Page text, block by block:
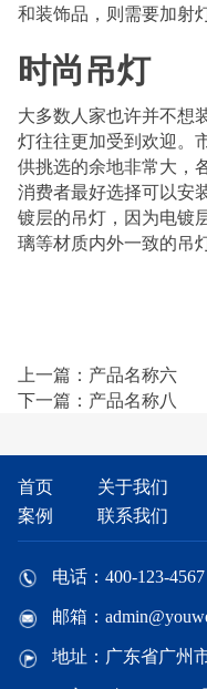
和装饰品，则需要加射灯
时尚吊灯
大多数人家也许并不想
灯往往更加受到欢迎。
供挑选的余地非常大，
消费者最好选择可以安
镀层的吊灯，因为电镀
璃等材质内外一致的吊灯
上一篇：产品名称六
下一篇：产品名称八
首页 关于我们
案例
联系我们
电话：400-123-4567
邮箱：
地址：广东省广州